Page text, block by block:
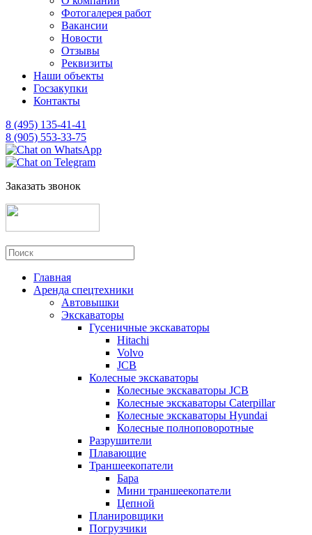
Фотогалерея работ
Вакансии
Новости
Отзывы
Реквизиты
Наши объекты
Госзакупки
Контакты
8 (495) 135-41-41
8 (905) 553-33-75
Заказать звонок
Главная
Аренда спецтехники
Автовышки
Экскаваторы
Гусеничные экскаваторы
Hitachi
Volvo
JCB
Колесные экскаваторы
Колесные экскаваторы JCB
Колесные экскаваторы Caterpillar
Колесные экскаваторы Hyundai
Колесные полноповоротные
Разрушители
Плавающие
Траншеекопатели
Бара
Мини траншеекопатели
Цепной
Планировщики
Погрузчики